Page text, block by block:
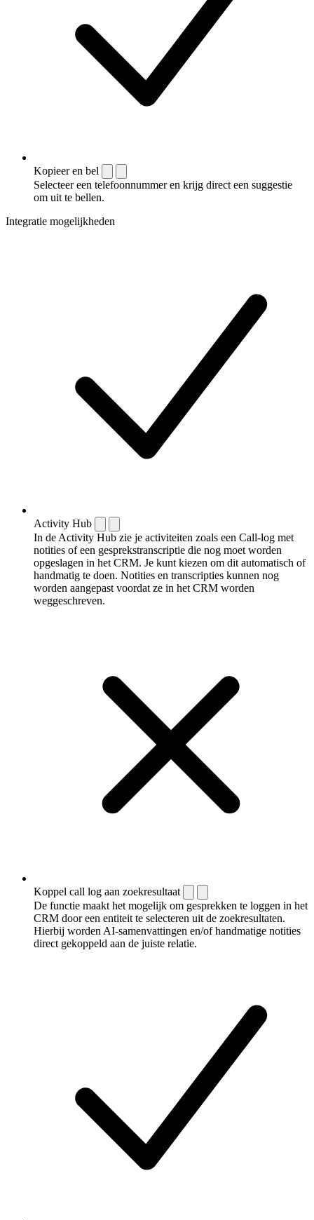
Kopieer en bel
Selecteer een telefoonnummer en krijg direct een suggestie
om uit te bellen.
Integratie mogelijkheden
Activity Hub
In de Activity Hub zie je activiteiten zoals een Call-log met
notities of een gespreks­transcriptie die nog moet worden
opgeslagen in het CRM. Je kunt kiezen om dit automatisch of
handmatig te doen. Notities en transcripties kunnen nog
worden aangepast voordat ze in het CRM worden
weggeschreven.
Koppel call log aan zoekresultaat
De functie maakt het mogelijk om gesprekken te loggen in het
CRM door een entiteit te selecteren uit de zoekresultaten.
Hierbij worden AI-samenvattingen en/of handmatige notities
direct gekoppeld aan de juiste relatie.